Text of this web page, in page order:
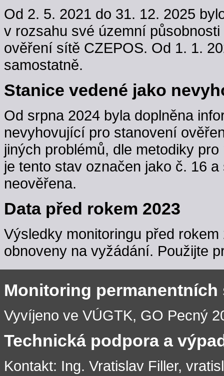
Od 2. 5. 2021 do 31. 12. 2025
v rozsahu své územní
ověření sítě CZEPOS. Od 1. 1.
samostatně.
Stanice vedené jako
Od srpna 2024 byla doplněna
nevyhovující pro stanovení
jiných problémů, dle metodiky
je tento stav označen jako č. 16
neověřena.
Data před rokem 2023
Výsledky monitoringu před
obnoveny na vyžádání. Použijte
Monitoring permanentních
Vyvíjeno ve VÚGTK, GO Pecný
Technická podpora a
Kontakt: Ing. Vratislav Filler,